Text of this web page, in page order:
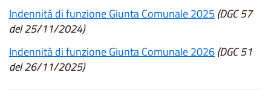
Indennità di funzione Giunta Comunale 2025 (DGC 57
del 25/11/2024)
Indennità di funzione Giunta Comunale 2026(DGC 51
del 26/11/2025)